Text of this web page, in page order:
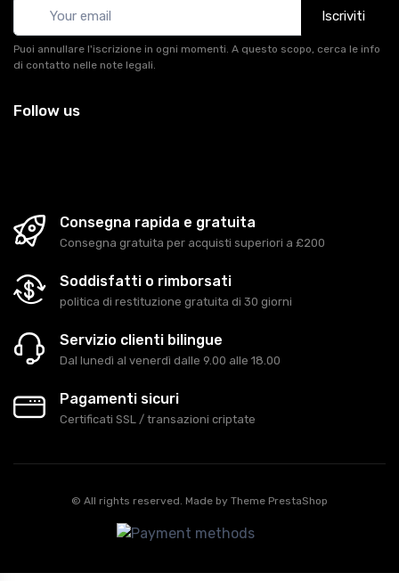
Iscriviti
Puoi annullare l'iscrizione in ogni momenti. A questo scopo, cerca le info
di contatto nelle note legali.
Follow us
Consegna rapida e gratuita
Consegna gratuita per acquisti superiori a £200
Soddisfatti o rimborsati
politica di restituzione gratuita di 30 giorni
Servizio clienti bilingue
Dal lunedì al venerdì dalle 9.00 alle 18.00
Pagamenti sicuri
Certificati SSL / transazioni criptate
© All rights reserved. Made by Theme PrestaShop